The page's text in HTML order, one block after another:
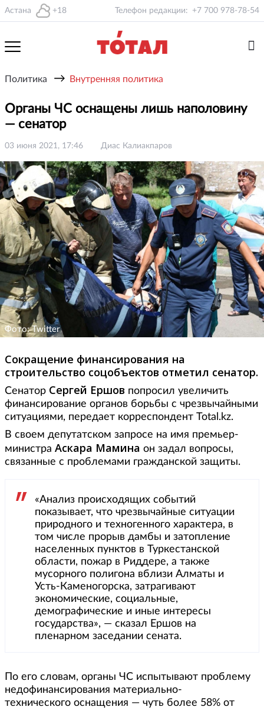
Астана +18 Телефон редакции: +7 700 978-78-54
Политика → Внутренняя политика
Органы ЧС оснащены лишь наполовину
— сенатор
03 июня 2021, 17:46 Диас Калиакпаров
Фото: Twitter
Сокращение финансирования на
строительство соцобъектов отметил сенатор.
Сенатор Сергей Ершов попросил увеличить
финансирование органов борьбы с чрезвычайными
ситуациями, передает корреспондент Total.kz.
В своем депутатском запросе на имя премьер-
министра Аскара Мамина он задал вопросы,
связанные с проблемами гражданской защиты.
«Анализ происходящих событий
показывает, что чрезвычайные ситуации
природного и техногенного характера, в
том числе прорыв дамбы и затопление
населенных пунктов в Туркестанской
области, пожар в Риддере, а также
мусорного полигона вблизи Алматы и
Усть-Каменогорска, затрагивают
экономические, социальные,
демографические и иные интересы
государства», — сказал Ершов на
пленарном заседании сената.
По его словам, органы ЧС испытывают проблему
недофинансирования материально-
технического оснащения — чуть более 58% от